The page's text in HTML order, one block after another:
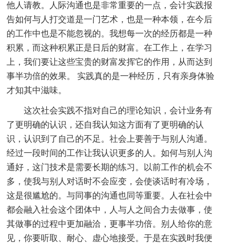
他人请教。人际沟通也是非常重要的一点，会计实践报
告如何与人打交道是一门艺术，也是一种本领，在今后
的工作中也是不能忽视的。我想每一次的经历都是一种
积累，而这种积累正是日后的财富。在工作上，在学习
上，我们要让这些宝贵的财富发挥它的作用，从而达到
事半功倍的效果。 实践真的是一种经历，只有亲身体验
才知其中滋味。
这次社会实践不指对自己的理论知识，会计业务有
了更明确的认识，还自我认知这方面有了更明确的认
识，认识到了自己的不足。社会上要善于与别人沟通。
经过一段时间的工作让我认识更多的人。如何与别人沟
通好，这门技术是需要长期的练习。以前工作的机会不
多，使我与别人对话时不会应变，会使谈话时有冷场，
这是很尴尬的。与同事的沟通也同等重要。人在社会中
都会融入社会这个团体中，人与人之间合力去做事，使
其做事的过程中更加融洽，更事半功倍。别人给你的意
见，你要听取、耐心、虚心地接受。于是在实践时我便